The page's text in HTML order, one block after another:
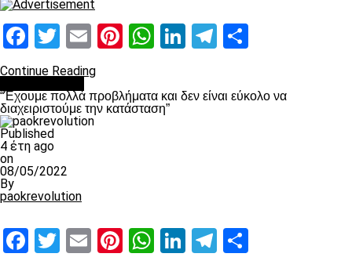
Facebook
Twitter
EmailPinterest
WhatsApp
LinkedIn
Telegram
Continue Reading
“Έχουμε πολλά προβλήματα και δεν είναι εύκολο να
διαχειριστούμε την κατάσταση”
Published
4 έτη ago
on
08/05/2022
By
paokrevolution
Facebook
Twitter
EmailPinterest
WhatsApp
LinkedIn
Telegram